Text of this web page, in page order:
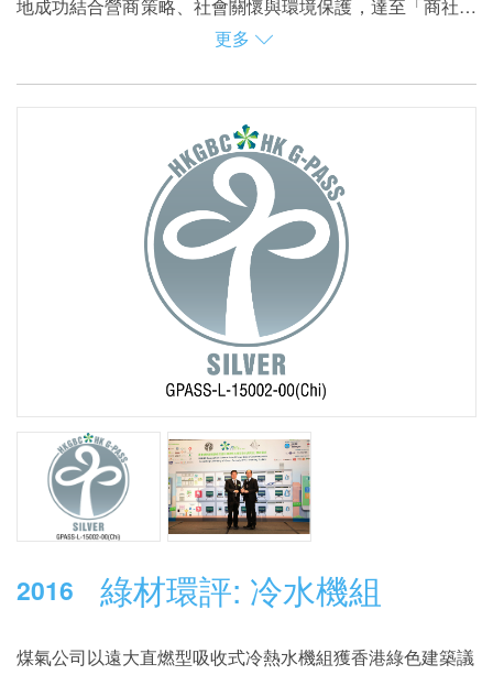
地成功結合營商策略、社會關懷與環境保護，達至「商社共
立熱電聯供系統，提供沼氣到雅麗氏何妙齡那打素醫院作為
推動發電機的能源，共同實踐「轉廢為能」的環保概念。那
打素醫院將沼氣發電機產生的煙氣和冷卻水餘熱回收，生產
蒸氣及熱水，供醫院作消毒、洗衣等用途，預計每年為醫院
節省能源開支約270萬港元。
煤氣公司藉著推行這項環保計劃，除了增加氣量銷售及利潤
外，堆填區的沼氣亦得到適當處理，而那打素醫院也能節省
能源開支，這絕對是一個三方得益的「商社共生」項目。
更多
2016 綠材環評: 冷水機組
煤氣公司以遠大直燃型吸收式冷熱水機組獲香港綠色建築議